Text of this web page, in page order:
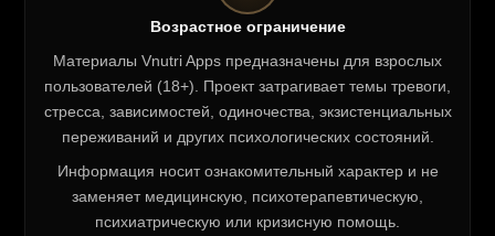
Возрастное ограничение
Материалы Vnutri Apps предназначены для взрослых
пользователей (18+). Проект затрагивает темы тревоги,
стресса, зависимостей, одиночества, экзистенциальных
переживаний и других психологических состояний.
Информация носит ознакомительный характер и не
заменяет медицинскую, психотерапевтическую,
психиатрическую или кризисную помощь.